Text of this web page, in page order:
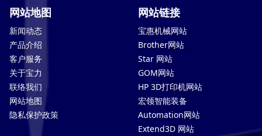
网站地图
新闻动态
产品介绍
客户服务
关于宝力
联络我们
网站地图
隐私保护政策
网站链接
宝惠机械网站
Brother网站
Star 网站
GOM网站
HP 3D打印机网站
宏领智能装备
Automation网站
Extend3D 网站